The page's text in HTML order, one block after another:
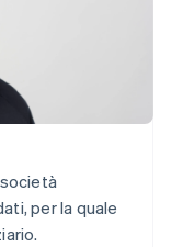
per la quale